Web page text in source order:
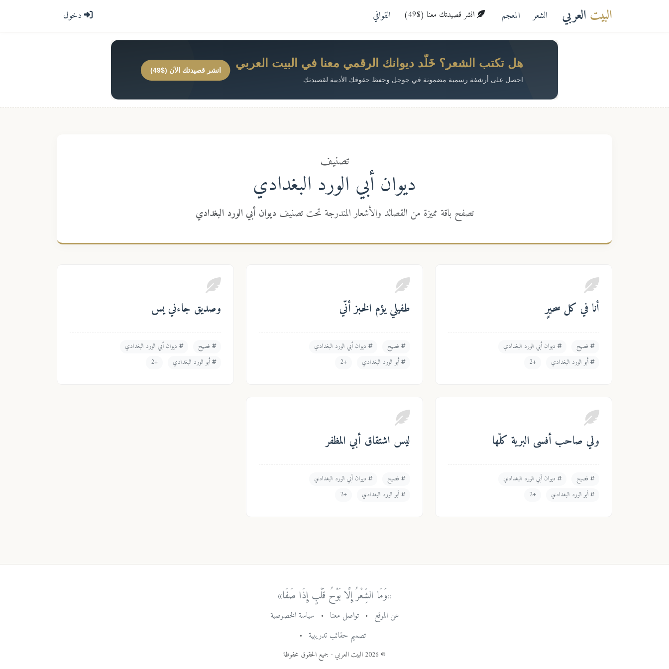
البيت العربي الشعر المعجم انشر قصيدتك معنا ($49) القوافي دخول
هل تكتب الشعر؟ خَلّد ديوانك الرقمي معنا في البيت العربي
احصل على أرشفة رسمية مضمونة في جوجل وحفظ حقوقك الأدبية لقصيدتك
انشر قصيدتك الآن ($49)
تصنيف
ديوان أبي الورد البغدادي
تصفح باقة مميزة من القصائد والأشعار المندرجة تحت تصنيف ديوان أبي الورد البغدادي
أنا في كل سحيرٍ
فصيح
ديوان أبي الورد البغدادي
أبو الورد البغدادي
+2
طفيلي يؤم الخبز أنّي
فصيح
ديوان أبي الورد البغدادي
أبو الورد البغدادي
+2
وصديق جاءني يس
فصيح
ديوان أبي الورد البغدادي
أبو الورد البغدادي
+2
ولي صاحب أفسى البرية كلّها
فصيح
ديوان أبي الورد البغدادي
أبو الورد البغدادي
+2
ليس اشتقاق أبي المظفر
فصيح
ديوان أبي الورد البغدادي
أبو الورد البغدادي
+2
«وَمَا الشِّعْرُ إِلَّا بَوْحُ قَلْبٍ إِذَا صَفَا»
عن الموقع • تواصل معنا • سياسة الخصوصية
تصميم حقائب تدريبية •
© 2026 البيت العربي - جميع الحقوق محفوظة